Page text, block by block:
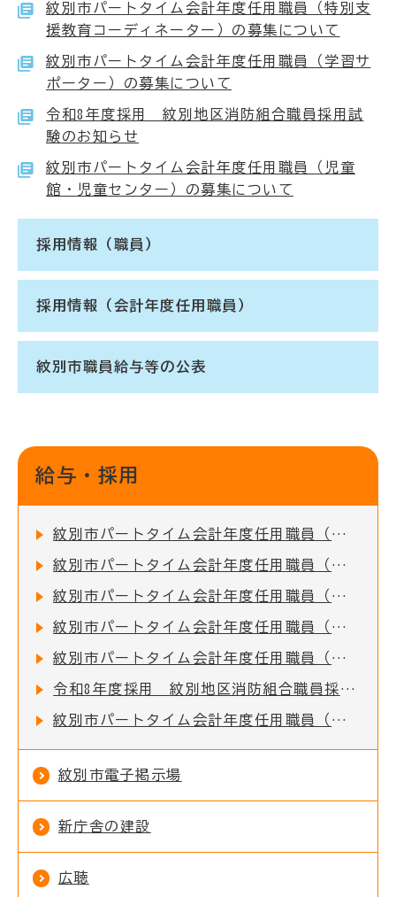
紋別市パートタイム会計年度任用職員（特別支
援教育コーディネーター）の募集について
紋別市パートタイム会計年度任用職員（学習サ
ポーター）の募集について
令和8年度採用 紋別地区消防組合職員採用試
験のお知らせ
紋別市パートタイム会計年度任用職員（児童
館・児童センター）の募集について
採用情報（職員）
採用情報（会計年度任用職員）
紋別市職員給与等の公表
給与・採用
紋別市パートタイム会計年度任用職員（家庭相談員）の募集について
紋別市パートタイム会計年度任用職員（国際化推進員）の募集について
紋別市パートタイム会計年度任用職員（特別支援教育支援員）の募集について
紋別市パートタイム会計年度任用職員（特別支援教育コーディネーター）の募集について
紋別市パートタイム会計年度任用職員（学習サポーター）の募集について
令和8年度採用 紋別地区消防組合職員採用試験のお知らせ
紋別市パートタイム会計年度任用職員（児童館・児童センター）の募集について
紋別市電子掲示場
新庁舎の建設
広聴